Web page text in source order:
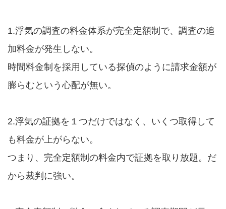
1.浮気の調査の料金体系が完全定額制で、調査の追
加料金が発生しない。
時間料金制を採用している探偵のように請求金額が
膨らむという心配が無い。
2.浮気の証拠を１つだけではなく、いくつ取得して
も料金が上がらない。
つまり、完全定額制の料金内で証拠を取り放題。だ
から裁判に強い。